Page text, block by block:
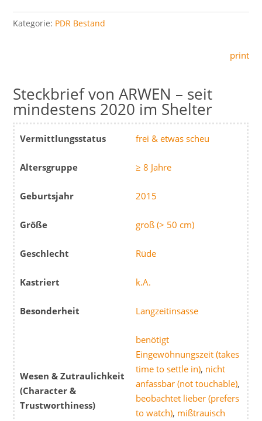
Kategorie: PDR Bestand
print
ARWEN – seit
mindestens 2020 im Shelter
Vermittlungsstatus frei & etwas scheu
Altersgruppe ≥ 8 Jahre
Geburtsjahr 2015
Größe groß (> 50 cm)
Geschlecht Rüde
Kastriert k.A.
Besonderheit Langzeitinsasse
Wesen & Zutraulichkeit
(Character &
Trustworthiness)
benötigt
Eingewöhnungszeit (takes
time to settle in), nicht
anfassbar (not touchable),
beobachtet lieber (prefers
to watch), mißtrauisch